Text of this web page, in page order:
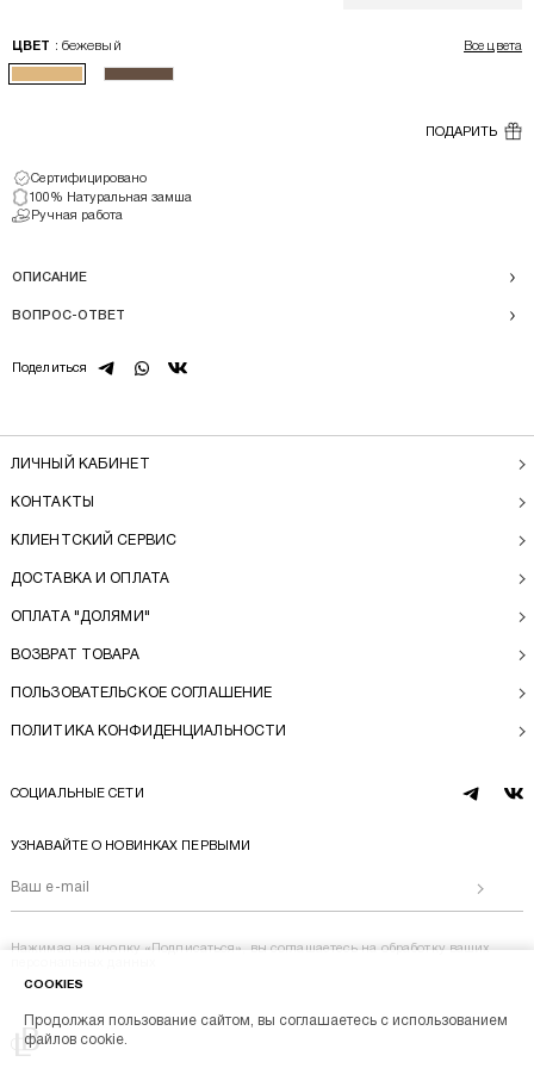
ЦВЕТ : бежевый Все цвета
ПОДАРИТЬ
Сертифицировано
100% Натуральная замша
Ручная работа
ОПИСАНИЕ
ВОПРОС-ОТВЕТ
Поделиться telegramwhatsapp
vk
Перейти на главную
ЛИЧНЫЙ КАБИНЕТ
КОНТАКТЫ
КЛИЕНТСКИЙ СЕРВИС
ДОСТАВКА И ОПЛАТА
ОПЛАТА "ДОЛЯМИ"
ВОЗВРАТ ТОВАРА
ПОЛЬЗОВАТЕЛЬСКОЕ СОГЛАШЕНИЕ
ПОЛИТИКА КОНФИДЕНЦИАЛЬНОСТИ
СОЦИАЛЬНЫЕ СЕТИ
telegram
vk
УЗНАВАЙТЕ О НОВИНКАХ ПЕРВЫМИ
Нажимая на кнопку «Подписаться», вы соглашаетесь на обработку ваших
COOKIES
Продолжая пользование сайтом, вы соглашаетесь с использованием
файлов cookie.